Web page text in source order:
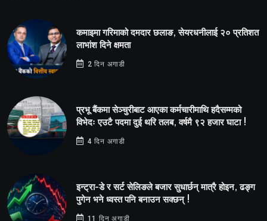
कमाइमा गरिमाको दमदार छलाङ, सेयरधनीलाई २० प्रतिशत
लाभांश दिने क्षमता
2 दिन अगाडी
प्रभू बैंकमा सेञ्चुरीबाट आएका कर्मचारीमाथि हदैसम्मको
विभेदः एउटै पदमा दुई थरि तलब, वर्षमै ९२ हजार घाटा !
4 दिन अगाडी
इन्ट्रा-डे र सर्ट सेलिङले बजार सुधार्छन् मात्रै होइन, ढङ्ग
पुगेन भने ध्वस्त पनि बनाउन सक्छन् !
11 दिन अगाडी